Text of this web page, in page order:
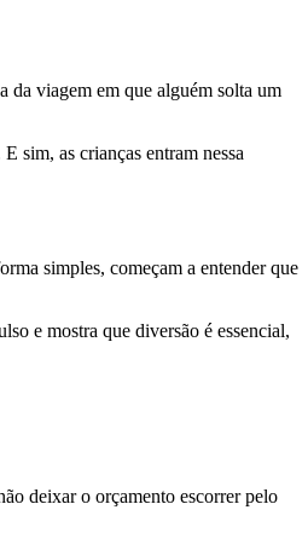
da viagem em que alguém solta um
sim, as crianças entram nessa
simples, começam a entender que
e mostra que diversão é essencial,
deixar o orçamento escorrer pelo